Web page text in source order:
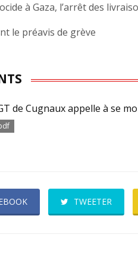
à Gaza, l’arrêt des
le préavis de grève
de Cugnaux appelle à se
TWEETER